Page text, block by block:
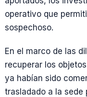
operativo que
sospechoso.
En el marco de las
recuperar los
ya habían sido
trasladado a la sede